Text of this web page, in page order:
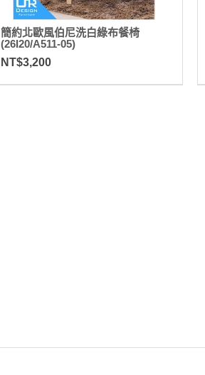
簡約北歐風伯尼洗白綠布餐椅
(26I20/A511-05)
NT$3,200